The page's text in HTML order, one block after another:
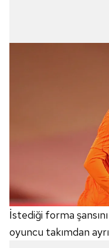
İstediği forma
oyuncu takımdan